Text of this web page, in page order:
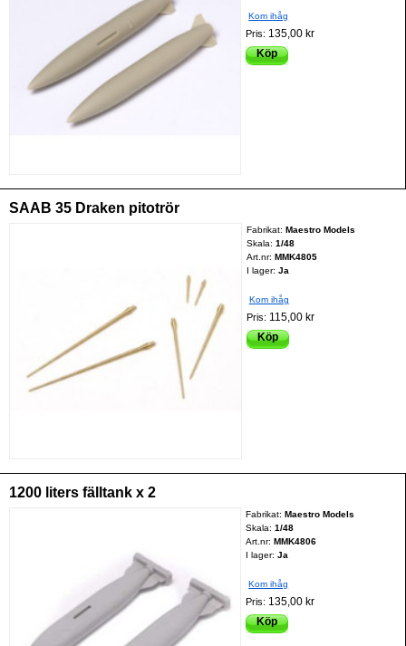
Kom ihåg
Pris: 135,00 kr
Köp
SAAB 35 Draken pitotrör
Fabrikat: Maestro Models
Skala: 1/48
Art.nr: MMK4805
I lager: Ja
Kom ihåg
Pris: 115,00 kr
Köp
1200 liters fälltank x 2
Fabrikat:Maestro Models
Skala:1/48
Art.nr:MMK4806
I lager: Ja
Kom ihåg
Pris: 135,00 kr
Köp